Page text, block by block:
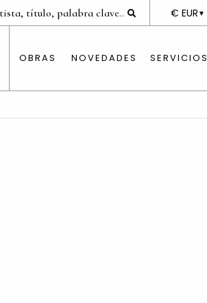
DEVISE
€ EUR ▼
OBRAS NOVEDADES SERVICIOS